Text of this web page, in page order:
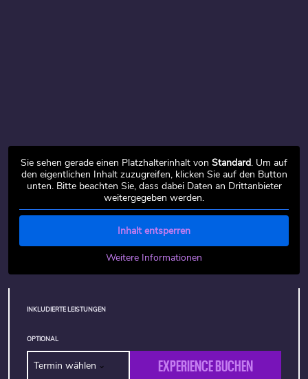
Sie sehen gerade einen Platzhalterinhalt von Standard. Um auf
den eigentlichen Inhalt zuzugreifen, klicken Sie auf den Button
unten. Bitte beachten Sie, dass dabei Daten an Drittanbieter
weitergegeben werden.
Inhalt entsperren
Weitere Informationen
INKLUDIERTE LEISTUNGEN
OPTIONAL
Termin wählen EXPERIENCE BUCHEN